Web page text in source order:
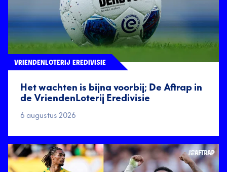
Het wachten is bijna voorbij; De Aftrap in
de VriendenLoterij Eredivisie
VRIENDENLOTERIJ EREDIVISIE
6 augustus 2026